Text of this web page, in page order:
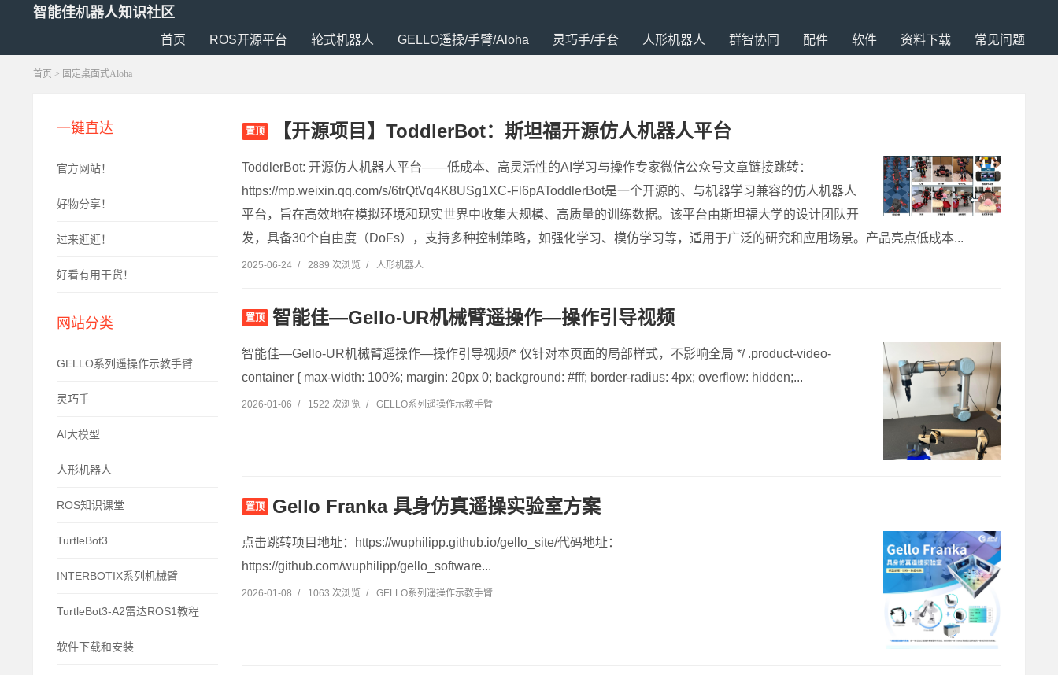
智能佳机器人知识社区
首页 ROS开源平台 轮式机器人 GELLO遥操/手臂/Aloha 灵巧手/手套 人形机器人 群智协同 配件 软件 资料下载 常见问题
首页 > 固定桌面式Aloha
一键直达
官方网站！
好物分享！
过来逛逛！
好看有用干货！
网站分类
GELLO系列遥操作示教手臂
灵巧手
AI大模型
人形机器人
ROS知识课堂
TurtleBot3
INTERBOTIX系列机械臂
TurtleBot3-A2雷达ROS1教程
软件下载和安装
置顶 【开源项目】ToddlerBot：斯坦福开源仿人机器人平台
ToddlerBot: 开源仿人机器人平台——低成本、高灵活性的AI学习与操作专家微信公众号文章链接跳转：
https://mp.weixin.qq.com/s/6trQtVq4K8USg1XC-Fl6pAToddlerBot是一个开源的、与机器学习兼容的仿人机器人
平台，旨在高效地在模拟环境和现实世界中收集大规模、高质量的训练数据。该平台由斯坦福大学的设计团队开
发，具备30个自由度（DoFs），支持多种控制策略，如强化学习、模仿学习等，适用于广泛的研究和应用场景。产品亮点低成本...
2025-06-24 / 2889 次浏览 / 人形机器人
置顶 智能佳—Gello-UR机械臂遥操作—操作引导视频
智能佳—Gello-UR机械臂遥操作—操作引导视频/* 仅针对本页面的局部样式，不影响全局 */ .product-video-
container { max-width: 100%; margin: 20px 0; background: #fff; border-radius: 4px; overflow: hidden;...
2026-01-06 / 1522 次浏览 / GELLO系列遥操作示教手臂
置顶 Gello Franka 具身仿真遥操实验室方案
点击跳转项目地址：https://wuphilipp.github.io/gello_site/代码地址：
https://github.com/wuphilipp/gello_software...
2026-01-08 / 1063 次浏览 / GELLO系列遥操作示教手臂